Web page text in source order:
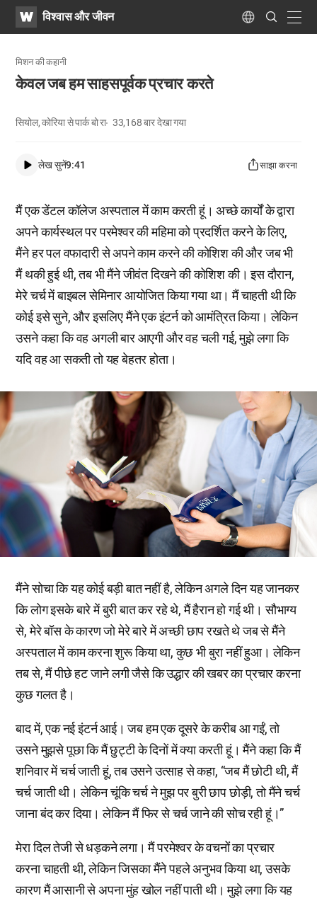
WATVविश्वास और जीवन Language
Search
Submit
मिशन की कहानी
केवल जब हम साहसपूर्वक प्रचार करते
सियोल, कोरिया से पार्क बो रा 33,168बार देखा गया
लेख सुनें9:41 साझा करना
मैं एक डेंटल कॉलेज अस्पताल में काम करती हूं। अच्छे कार्यों के द्वारा
अपने कार्यस्थल पर परमेश्वर की महिमा को प्रदर्शित करने के लिए,
मैंने हर पल वफादारी से अपने काम करने की कोशिश की और जब भी
मैं थकी हुई थी, तब भी मैंने जीवंत दिखने की कोशिश की। इस दौरान,
मेरे चर्च में बाइबल सेमिनार आयोजित किया गया था। मैं चाहती थी कि
कोई इसे सुने, और इसलिए मैंने एक इंटर्न को आमंत्रित किया। लेकिन
उसने कहा कि वह अगली बार आएगी और वह चली गई, मुझे लगा कि
यदि वह आ सकती तो यह बेहतर होता।
मैंने सोचा कि यह कोई बड़ी बात नहीं है, लेकिन अगले दिन यह जानकर
कि लोग इसके बारे में बुरी बात कर रहे थे, मैं हैरान हो गई थी। सौभाग्य
से, मेरे बॉस के कारण जो मेरे बारे में अच्छी छाप रखते थे जब से मैंने
अस्पताल में काम करना शुरू किया था, कुछ भी बुरा नहीं हुआ। लेकिन
तब से, मैं पीछे हट जाने लगी जैसे कि उद्धार की खबर का प्रचार करना
कुछ गलत है।
बाद में, एक नई इंटर्न आई। जब हम एक दूसरे के करीब आ गईं, तो
उसने मुझसे पूछा कि मैं छुट्टी के दिनों में क्या करती हूं। मैंने कहा कि मैं
शनिवार में चर्च जाती हूं, तब उसने उत्साह से कहा, “जब मैं छोटी थी, मैं
चर्च जाती थी। लेकिन चूंकि चर्च ने मुझ पर बुरी छाप छोड़ी, तो मैंने चर्च
जाना बंद कर दिया। लेकिन मैं फिर से चर्च जाने की सोच रही हूं।”
मेरा दिल तेजी से धड़कने लगा। मैं परमेश्वर के वचनों का प्रचार
करना चाहती थी, लेकिन जिसका मैंने पहले अनुभव किया था, उसके
कारण मैं आसानी से अपना मुंह खोल नहीं पाती थी। मुझे लगा कि यह